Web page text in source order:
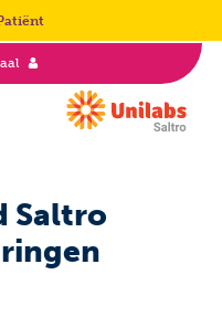
Saltro